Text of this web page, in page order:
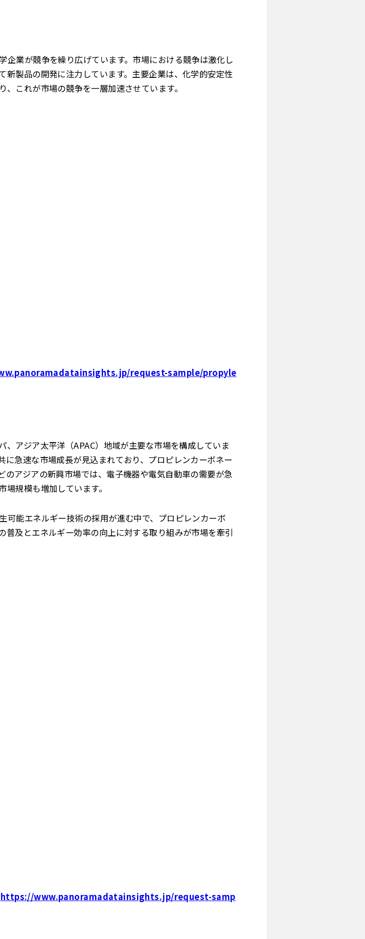
業が競争を繰り広げています。市場における競争は激化し
製品の開発に注力しています。主要企業は、化学的安定性
これが市場の競争を一層加速させています。
request-sample/propyle
アジア太平洋（APAC）地域が主要な市場を構成していま
急速な市場成長が見込まれており、プロピレンカーボネー
のアジアの新興市場では、電子機器や電気自動車の需要が急
規模も増加しています。
可能エネルギー技術の採用が進む中で、プロピレンカーボ
及とエネルギー効率の向上に対する取り組みが市場を牽引
https://www.panoramadatainsights.jp/request-samp